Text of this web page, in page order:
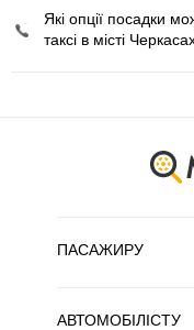
Які опції посадки
таксі в місті
ПАСАЖИРУ
АВТОМОБІЛІСТУ